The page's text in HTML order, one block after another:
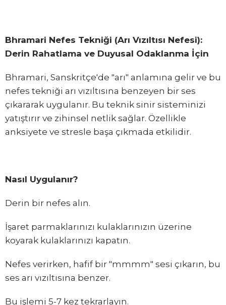
Bhramari Nefes Tekniği (Arı Vızıltısı Nefesi):
Derin Rahatlama ve Duyusal Odaklanma İçin
Bhramari, Sanskritçe'de "arı" anlamına gelir ve bu
nefes tekniği arı vızıltısına benzeyen bir ses
çıkararak uygulanır. Bu teknik sinir sisteminizi
yatıştırır ve zihinsel netlik sağlar. Özellikle
anksiyete ve stresle başa çıkmada etkilidir.
Nasıl Uygulanır?
Derin bir nefes alın.
İşaret parmaklarınızı kulaklarınızın üzerine
koyarak kulaklarınızı kapatın.
Nefes verirken, hafif bir "mmmm" sesi çıkarın, bu
ses arı vızıltısına benzer.
Bu işlemi 5-7 kez tekrarlayın.